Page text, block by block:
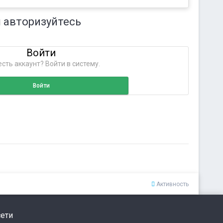
Войти
аккаунт? Войти в систему.
Войти
Активность